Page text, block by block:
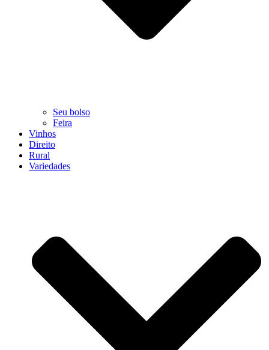
Seu bolso
Feira
Vinhos
Direito
Rural
Variedades